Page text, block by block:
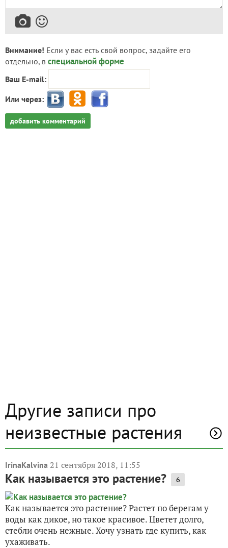
Внимание! Если у вас есть свой вопрос, задайте его
отдельно, в специальной форме
Ваш E-mail:
Или через:
добавить комментарий
Другие записи про
неизвестные растения
IrinaKalvina 21 сентября 2018, 11:55
Как называется это растение? 6
Как называется это растение? Растет по берегам у
воды как дикое, но такое красивое. Цветет долго,
стебли очень нежные. Хочу узнать где купить, как
ухаживать.